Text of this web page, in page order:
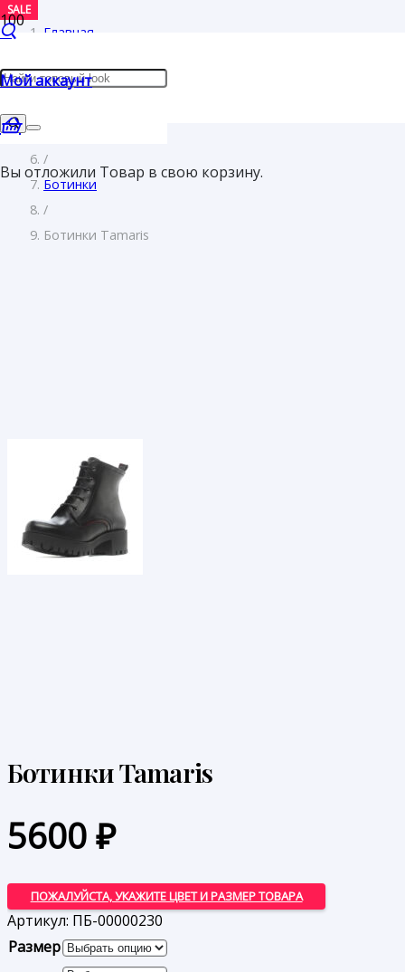
Мой аккаунт
Вы отложили Товар в свою корзину.
Главная
Женщинам
/
Ботинки
/
Ботинки Tamaris
Ботинки Tamaris
5600₽
ПОЖАЛУЙСТА, УКАЖИТЕ ЦВЕТ И РАЗМЕР ТОВАРА
Артикул: ПБ-00000230
Размер
SALE